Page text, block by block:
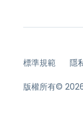
標準規範 隱
版權所有©